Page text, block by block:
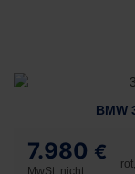
BMW
7.980 €
MwSt. nicht